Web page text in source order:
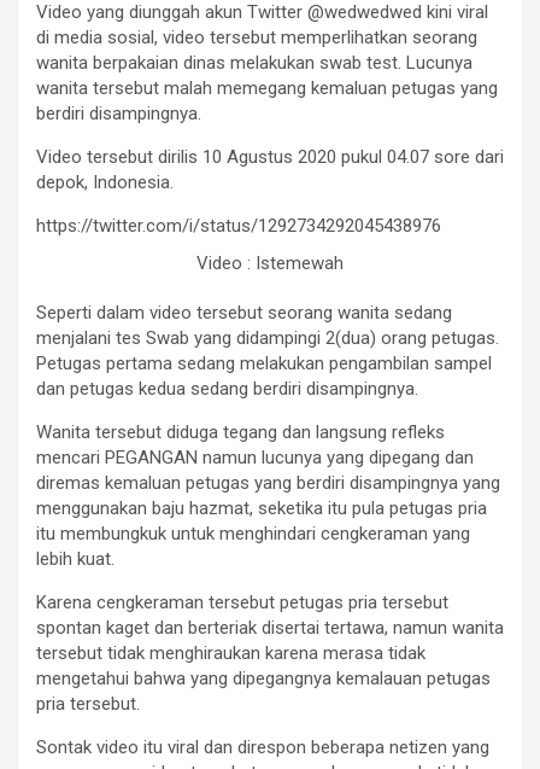
t
o
I
s
t
m
e
w
h
Video yang diunggah akun Twitter @wedwedwed kini viral
di media sosial, video tersebut memperlihatkan seorang
wanita berpakaian dinas melakukan swab test. Lucunya
wanita tersebut malah memegang kemaluan petugas yang
berdiri disampingnya.
Video tersebut dirilis 10 Agustus 2020 pukul 04.07 sore dari
depok, Indonesia.
https://twitter.com/i/status/1292734292045438976
Video : Istemewah
Seperti dalam video tersebut seorang wanita sedang
menjalani tes Swab yang didampingi 2(dua) orang petugas.
Petugas pertama sedang melakukan pengambilan sampel
dan petugas kedua sedang berdiri disampingnya.
Wanita tersebut diduga tegang dan langsung refleks
mencari PEGANGAN namun lucunya yang dipegang dan
diremas kemaluan petugas yang berdiri disampingnya yang
menggunakan baju hazmat, seketika itu pula petugas pria
itu membungkuk untuk menghindari cengkeraman yang
lebih kuat.
Karena cengkeraman tersebut petugas pria tersebut
spontan kaget dan berteriak disertai tertawa, namun wanita
tersebut tidak menghiraukan karena merasa tidak
mengetahui bahwa yang dipegangnya kemalauan petugas
pria tersebut.
Sontak video itu viral dan direspon beberapa netizen yang